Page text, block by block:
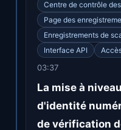
Centre de contrôle
Page des
Enregistrements de
Interface API
03:37
La mise à
d'identité
de vérification